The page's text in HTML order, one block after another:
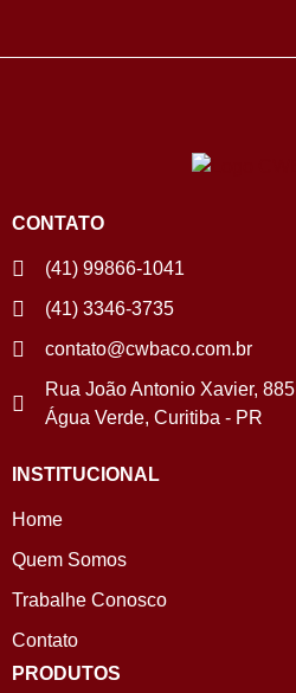
CONTATO
(41) 99866-1041
(41) 3346-3735
contato@cwbaco.com.br
Rua João Antonio Xavier, 885
Água Verde, Curitiba - PR
INSTITUCIONAL
Home
Quem Somos
Trabalhe Conosco
Contato
PRODUTOS